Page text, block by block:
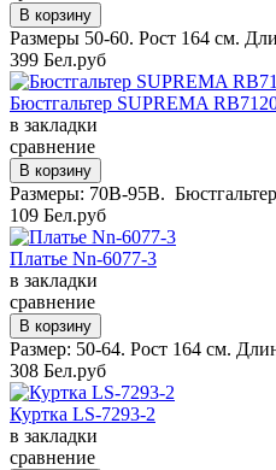
Размеры 50-60. Рост 164 см.
399 Бел.руб
Бюстгальтер SUPREMA
в закладки
сравнение
Размеры: 70B-95B.
109 Бел.руб
Платье Nn-6077-3
в закладки
сравнение
Размер: 50-64. Рост 164 см.
308 Бел.руб
Куртка LS-7293-2
в закладки
сравнение